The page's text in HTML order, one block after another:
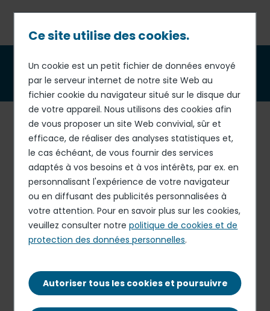
principal
Fil
d'ArianeNos offres d’emploi
RECHERCHER
SOCIÉTÉ
CONTRAT
PAYS
Ce site utilise des cookies.
Un cookie est un petit fichier de données envoyé
par le serveur internet de notre site Web au
fichier cookie du navigateur situé sur le disque dur
de votre appareil. Nous utilisons des cookies afin
de vous proposer un site Web convivial, sûr et
efficace, de réaliser des analyses statistiques et,
le cas échéant, de vous fournir des services
adaptés à vos besoins et à vos intérêts, par ex. en
personnalisant l'expérience de votre navigateur
ou en diffusant des publicités personnalisées à
votre attention. Pour en savoir plus sur les cookies,
veuillez consulter notrepolitique de cookies et de
protection des données personnelles.
Autoriser tous les cookies et poursuivre